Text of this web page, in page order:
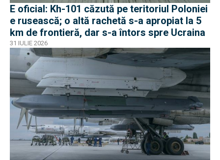
E oficial: Kh-101 căzută pe teritoriul Poloniei
e rusească; o altă rachetă s-a apropiat la 5
km de frontieră, dar s-a întors spre Ucraina
31 IULIE 2026